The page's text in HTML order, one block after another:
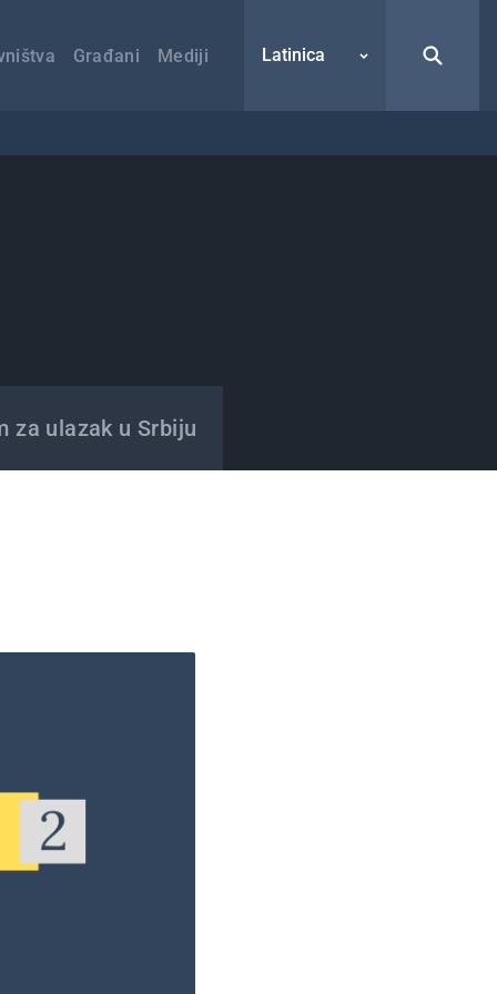
Građani Mediji Latinica
za ulazak u Srbiju